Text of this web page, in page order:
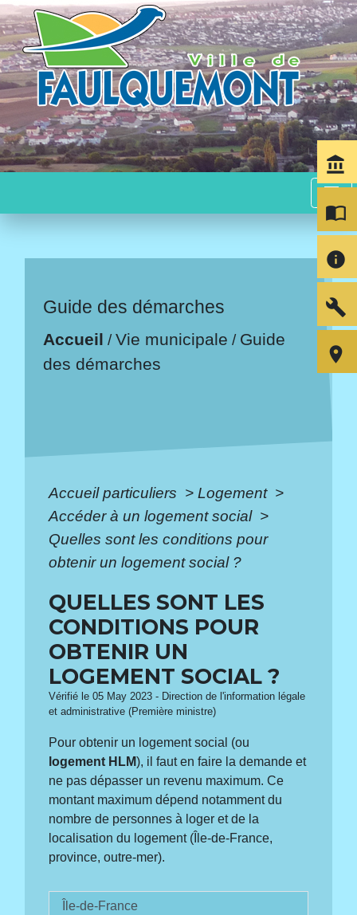
menu
Guide des démarches
Accueil /Vie municipale / Guide
des démarches
Accueil particuliers > Logement >
Accéder à un logement social >
Quelles sont les conditions pour
obtenir un logement social ?
QUELLES SONT LES
CONDITIONS POUR
OBTENIR UN
LOGEMENT SOCIAL ?
Vérifié le 05 May 2023 - Direction de l'information légale
et administrative (Première ministre)
Pour obtenir un logement social (ou
logement HLM), il faut en faire la demande et
ne pas dépasser un revenu maximum. Ce
montant maximum dépend notamment du
nombre de personnes à loger et de la
localisation du logement (Île-de-France,
province, outre-mer).
Île-de-France
account_balance
import_contacts
info
build
room